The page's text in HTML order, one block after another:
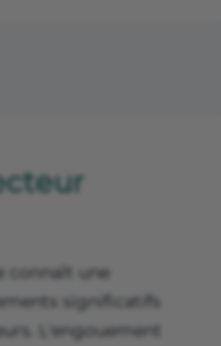
connaît une
significatifs
L'engouement